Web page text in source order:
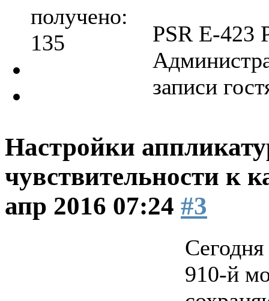
получено:
135
PSR E-423
записи
Настройки
чувствительности к
апр 2016 07:24 #3
910-й